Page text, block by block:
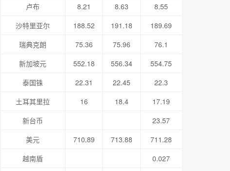
卢布
8.21 8.63
8.55
沙特里亚尔
188.52 191.18
189.69
瑞典克朗
75.36 75.96
76.1
新加坡元
552.18 556.34
554.75
泰国铢
22.31 22.45
22.3
土耳其里拉
16 18.4
17.19
新台币
23.57
美元
710.89 713.88
711.28
越南盾
0.027